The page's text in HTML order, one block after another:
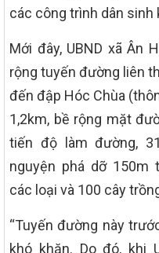
các công trình dân sinh
Mới đây, UBND xã Ân
rộng tuyến đường liên
đến đập Hóc Chùa
1,2km, bề rộng mặt
tiến độ làm đường,
nguyện phá dỡ 150m
các loại và 100 cây
“Tuyến đường này
khó khăn. Do đó, khi